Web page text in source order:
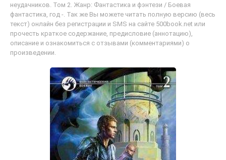
неудачников. Том 2. Жанр: Фантастика и фэнтези / Боевая
фантастика, год -. Так же Вы можете читать полную версию (весь
текст) онлайн без регистрации и SMS на сайте 500book.net или
прочесть краткое содержание, предисловие (аннотацию),
описание и ознакомиться с отзывами (комментариями) о
произведении.